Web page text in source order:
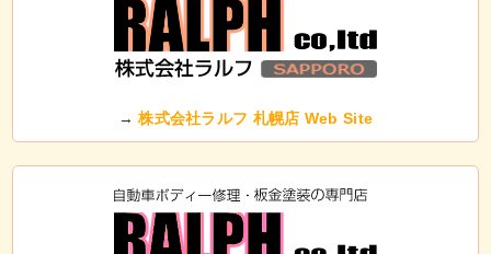
→株式会社ラルフ 札幌店 Web Site